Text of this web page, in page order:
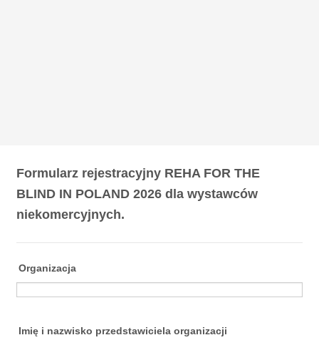
Formularz rejestracyjny REHA FOR THE
BLIND IN POLAND 2026 dla wystawców
niekomercyjnych.
Organizacja
Imię i nazwisko przedstawiciela organizacji